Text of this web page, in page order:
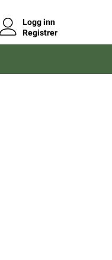
Logg inn
Registrer